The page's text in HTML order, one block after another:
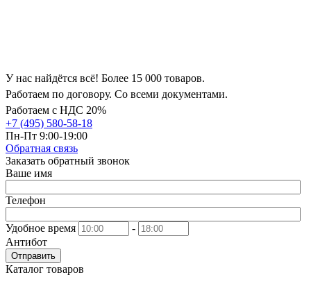
У нас найдётся всё! Более 15 000 товаров.
Работаем по договору. Со всеми документами.
Работаем с НДС 20%
+7 (495) 580-58-18
Пн-Пт 9:00-19:00
Обратная связь
Заказать обратный звонок
Ваше имя
Телефон
Удобное время
-
Антибот
Отправить
Каталог товаров